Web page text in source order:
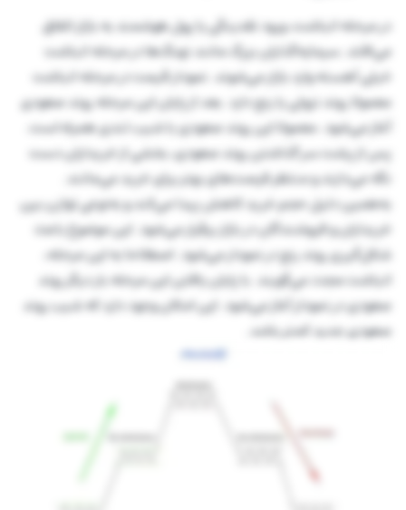
در مرحله انباشت، ورود نقدینگی یا پول هوشمند به بازار اتفاق
می‌افتد. سرمایه‌گذاران بزرگ مانند نهنگ‌ها در مرحله انباشت
خیلی آهسته وارد بازار می‌شوند. نمودار قیمت در مرحله انباشت
معمولا روند نزولی یا رنج دارد. بعد از پایان این مرحله روند صعودی
آغاز می‌شود. معمولا این روند صعودی با شیب تندی همراه است.
پس از پشت سر گذاشتن روند صعودی، بخشی از خریداران دست
نگه می‌دارند و منتظر فرصت‌های بهتر برای خرید می‌مانند.
به‌همین دلیل حجم خرید کاهش پیدا می‌کند و به‌نوعی توازن بین
خریداران و فروشندگان در بازار برقرار می‌شود. این موضوع باعث
شکل‌گیری روند رنج در نمودار می‌شود. اصطلاحا به این مرحله،
انباشت مجدد می‌گویند. با پایان یافتن این مرحله بار دیگر روند
صعودی در نمودار آغاز می‌شود. این امکان وجود دارد که شیب روند
صعودی جدید کمتر باشد.